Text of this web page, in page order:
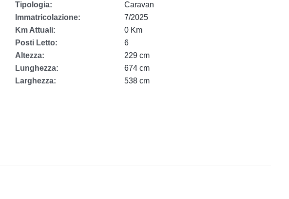
Tipologia:
Caravan
Immatricolazione:
7/2025
Km Attuali:
0 Km
Posti Letto:
6
Altezza:
229 cm
Lunghezza:
674 cm
Larghezza:
538 cm